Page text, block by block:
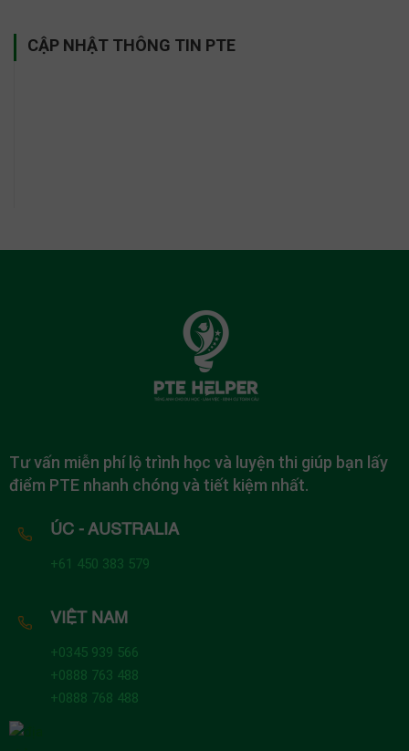
CẬP NHẬT THÔNG TIN PTE
Tư vấn miễn phí lộ trình học và luyện thi giúp bạn lấy
điểm PTE nhanh chóng và tiết kiệm nhất.
ÚC - AUSTRALIA
+61 450 383 579
VIỆT NAM
+0345 939 566
+0888 763 488
+0888 768 488